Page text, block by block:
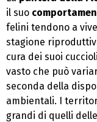
il suo
felini tendono a
stagione
cura dei suoi
vasto che può
seconda della
ambientali. I
grandi di quelli